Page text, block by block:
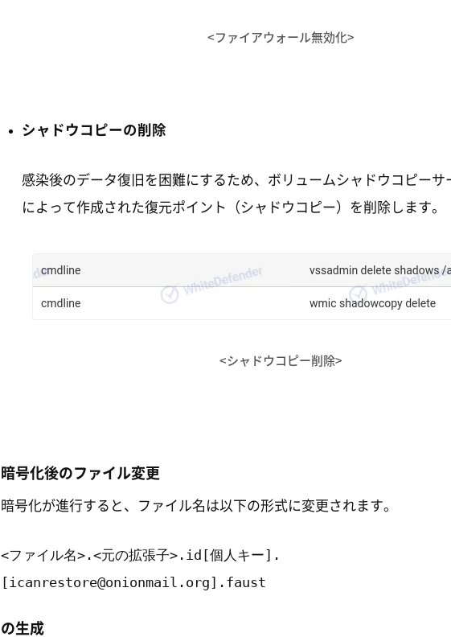
<ファイアウォール無効化>
シャドウコピーの削除
感染後のデータ復旧を困難にするため、ボリュームシャドウコピーサ
によって作成された復元ポイント（シャドウコピー）を削除します。
<シャドウコピー削除>
暗号化後のファイル変更
暗号化が進行すると、ファイル名は以下の形式に変更されます。
<ファイル名>.<元の拡張子>.id[個人キー].
[icanrestore@onionmail.org].faust
の生成